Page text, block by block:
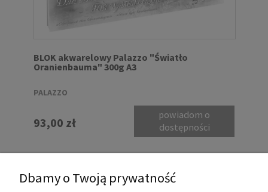
BLOK akwarelowy Palazzo "Światło
Oranienbauma" 300g A3
PALAZZO
93,00 zł
powiadom o
dostępności
Dbamy o Twoją prywatność